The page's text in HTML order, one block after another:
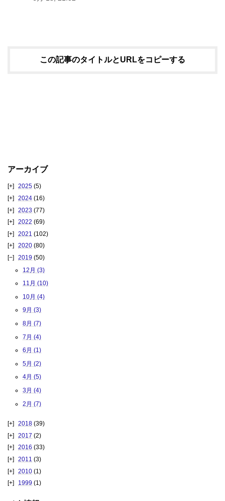
この記事のタイトルとURLをコピーする
アーカイブ
2025 (5)
2024 (16)
2023 (77)
2022 (69)
2021 (102)
2020 (80)
2019 (50)
12月 (3)
11月 (10)
10月 (4)
9月 (3)
8月 (7)
7月 (4)
6月 (1)
5月 (2)
4月 (5)
3月 (4)
2月 (7)
2018 (39)
2017 (2)
2016 (33)
2011 (3)
2010 (1)
1999 (1)